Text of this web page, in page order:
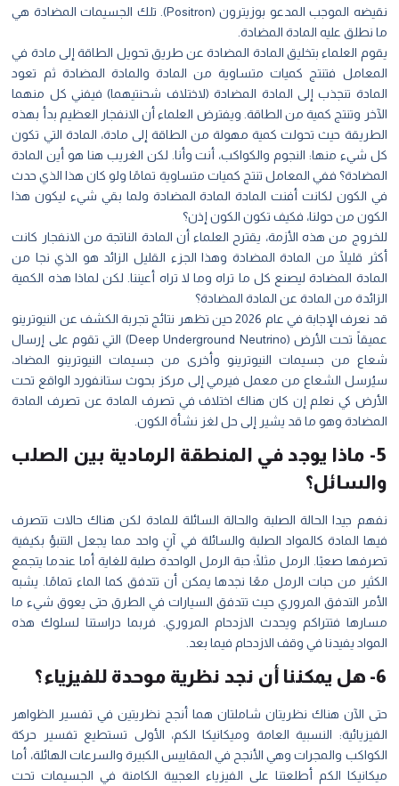
نقيضه الموجب المدعو بوزيترون (Positron). تلك الجسيمات المضادة هي
ما نطلق عليه المادة المضادة.
يقوم العلماء بتخليق المادة المضادة عن طريق تحويل الطاقة إلى مادة في
المعامل فتنتج كميات متساوية من المادة والمادة المضادة ثم تعود
المادة تنجذب إلى المادة المضادة (لاختلاف شحنتيهما) فيفني كل منهما
الآخر وتنتج كمية من الطاقة. ويفترض العلماء أن الانفجار العظيم بدأ بهذه
الطريقة حيث تحولت كمية مهولة من الطاقة إلى مادة، المادة التي تكون
كل شيء منها: النجوم والكواكب، أنت وأنا. لكن الغريب هنا هو أين المادة
المضادة؟ ففي المعامل تنتج كميات متساوية تمامًا ولو كان هذا الذي حدث
في الكون لكانت أفنت المادة المادة المضادة ولما بقي شيء ليكون هذا
الكون من حولنا، فكيف تكون الكون إذن؟
للخروج من هذه الأزمة، يقترح العلماء أن المادة الناتجة من الانفجار كانت
أكثر قليلًا من المادة المضادة وهذا الجزء القليل الزائد هو الذي نجا من
المادة المضادة ليصنع كل ما تراه وما لا تراه أعيننا. لكن لماذا هذه الكمية
الزائدة من المادة عن المادة المضادة؟
قد نعرف الإجابة في عام 2026 حين تظهر نتائج تجربة الكشف عن النيوترينو
عميقاً تحت الأرض (Deep Underground Neutrino) التي تقوم على إرسال
شعاع من جسيمات النيوترينو وأخرى من جسيمات النيوترينو المضاد،
سيُرسل الشعاع من معمل فيرمي إلى مركز بحوث ستانفورد الواقع تحت
الأرض كي نعلم إن كان هناك اختلاف في تصرف المادة عن تصرف المادة
المضادة وهو ما قد يشير إلى حل لغز نشأة الكون.
5- ماذا يوجد في المنطقة الرمادية بين الصلب
والسائل؟
نفهم جيدا الحالة الصلبة والحالة السائلة للمادة لكن هناك حالات تتصرف
فيها المادة كالمواد الصلبة والسائلة في آنٍ واحد مما يجعل التنبؤ بكيفية
تصرفها صعبًا. الرمل مثلًا؛ حبة الرمل الواحدة صلبة للغاية أما عندما يتجمع
الكثير من حبات الرمل معًا نجدها يمكن أن تتدفق كما الماء تمامًا. يشبه
الأمر التدفق المروري حيث تتدفق السيارات في الطرق حتى يعوق شيء ما
مسارها فتتراكم ويحدث الازدحام المروري. فربما دراستنا لسلوك هذه
المواد يفيدنا في وقف الازدحام فيما بعد.
6- هل يمكننا أن نجد نظرية موحدة للفيزياء؟
حتى الآن هناك نظريتان شاملتان هما أنجح نظريتين في تفسير الظواهر
الفيزيائية: النسبية العامة وميكانيكا الكم، الأولى تستطيع تفسير حركة
الكواكب والمجرات وهي الأنجح في المقاييس الكبيرة والسرعات الهائلة، أما
ميكانيكا الكم أطلعتنا على الفيزياء العجيبة الكامنة في الجسيمات تحت